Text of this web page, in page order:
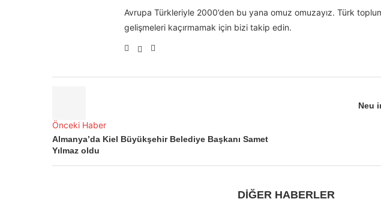
Avrupa Türkleriyle 2000’den bu yana omuz omuzayız. Türk
gelişmeleri kaçırmamak için bizi takip edin.
Önceki Haber
Almanya’da Kiel Büyükşehir Belediye Başkanı Samet
Yılmaz oldu
Neu
DİĞER HABERLER